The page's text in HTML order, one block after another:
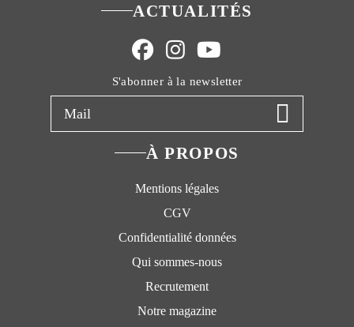
ACTUALITÉS
S'abonner à la newsletter
À PROPOS
Mentions légales
CGV
Confidentialité données
Qui sommes-nous
Recrutement
Notre magazine